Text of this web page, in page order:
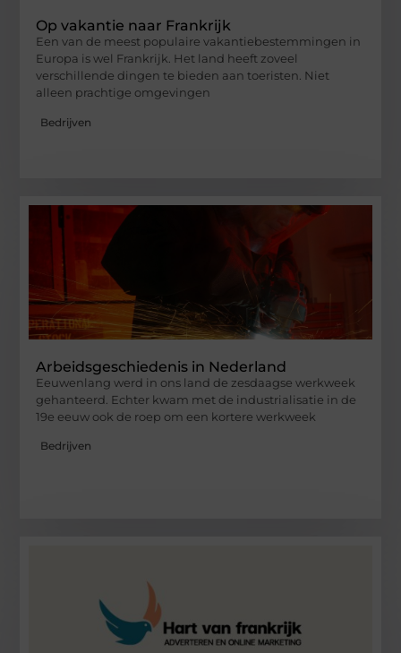
Op vakantie naar Frankrijk
Een van de meest populaire vakantiebestemmingen in
Europa is wel Frankrijk. Het land heeft zoveel
verschillende dingen te bieden aan toeristen. Niet
alleen prachtige omgevingen
Bedrijven
Arbeidsgeschiedenis in Nederland
Eeuwenlang werd in ons land de zesdaagse werkweek
gehanteerd. Echter kwam met de industrialisatie in de
19e eeuw ook de roep om een kortere werkweek
Bedrijven